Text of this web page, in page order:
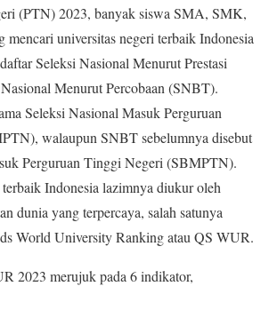
(PTN) 2023, banyak siswa SMA, SMK,
mencari universitas negeri terbaik Indonesia
Seleksi Nasional Menurut Prestasi
Menurut Percobaan (SNBT).
Seleksi Nasional Masuk Perguruan
walaupun SNBT sebelumnya disebut
Perguruan Tinggi Negeri (SBMPTN).
Indonesia lazimnya diukur oleh
dunia yang terpercaya, salah satunya
World University Ranking atau QS WUR.
2023 merujuk pada 6 indikator,